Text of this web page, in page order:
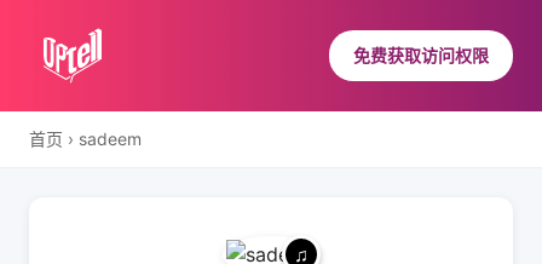
免费获取访问权限
首页 › sadeem